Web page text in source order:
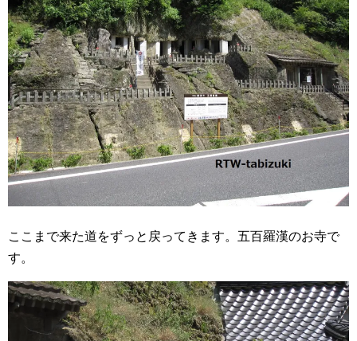
ここまで来た道をずっと戻ってきます。五百羅漢のお寺で
す。